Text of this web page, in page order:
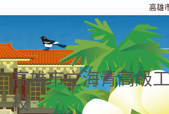
高雄
高雄市立海青高級
校